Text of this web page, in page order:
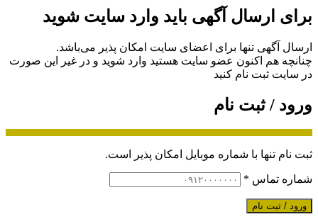
برای ارسال آگهی باید وارد سایت شوید
ارسال آگهی تنها برای اعضای سایت امکان پذیر می‌باشد.
چنانچه هم‌ اکنون عضو سایت هستید وارد شوید و در غیر این صورت
در سایت ثبت نام کنید
ورود / ثبت نام
ثبت نام تنها با شماره موبایل امکان پذیر است.
شماره تماس *
ورود / ثبت نام